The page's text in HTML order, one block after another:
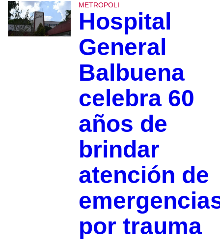
METROPOLI
Hospital
General
Balbuena
celebra 60
años de
brindar
atención de
por trauma